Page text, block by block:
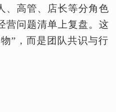
、高管、店长等分角色
营问题清单上复盘。这
”，而是团队共识与行